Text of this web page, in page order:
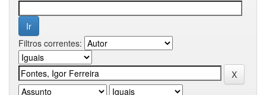
Filtros correntes: